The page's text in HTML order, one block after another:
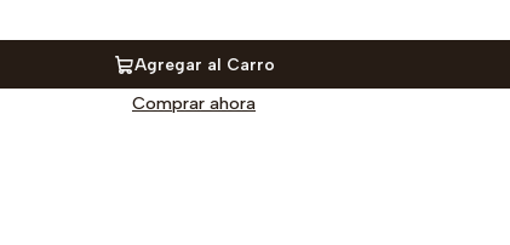
Agregar al Carro
Comprar ahora